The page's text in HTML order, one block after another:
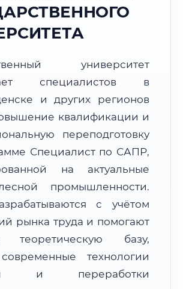
г. Благовещенск:
05:09
г. Благовещенск
675000–675999
МСК+6 (UTC+9)
Дистанционно
г. Благовещенск
университет
специалистов в
и других регионов
квалификации и
переподготовку
Специалист по САПР,
на актуальные
промышленности.
с учётом
рынка труда и помогают
теоретическую базу,
технологии
и переработки